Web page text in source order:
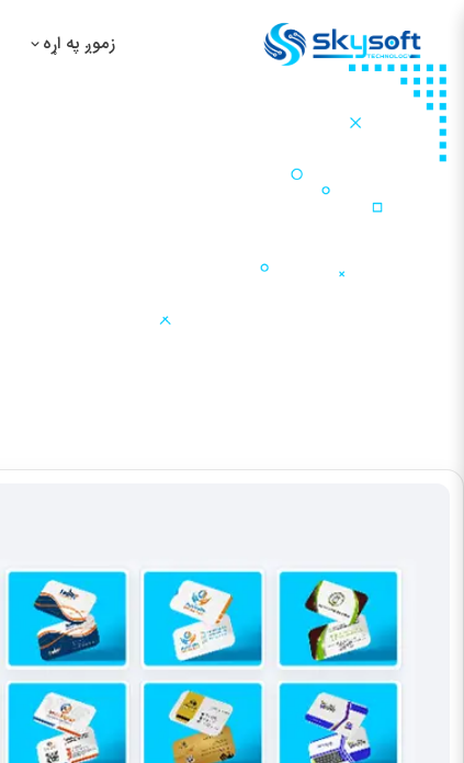
زموږ په اړه
د ویزیټ کارت مسلکي طراحی